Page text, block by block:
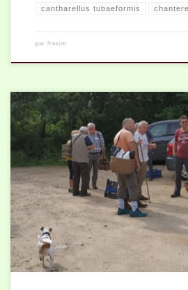
cantharellus tubaeformis
par fresim
Nous étions une petite quinzaine à cette
retrouver. Pas de pluie, nous avons pu faire
quelques cèpes mais surtout des espèces